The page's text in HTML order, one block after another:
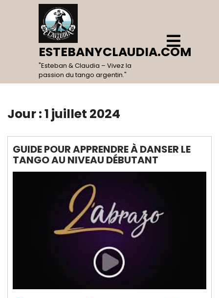
ESTEBANYCLAUDIA.COM
"Esteban & Claudia – Vivez la
passion du tango argentin."
Open
Menu
Jour :1 juillet 2024
GUIDE POUR APPRENDRE À DANSER LE
TANGO AU NIVEAU DÉBUTANT